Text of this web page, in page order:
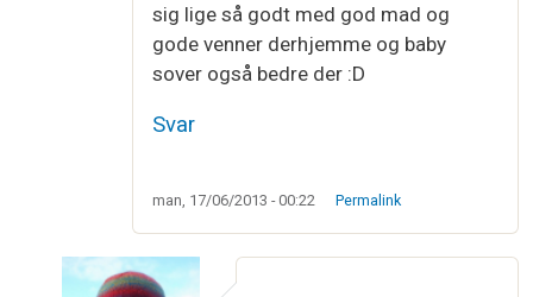
sig lige så godt med god mad og
gode venner derhjemme og baby
sover også bedre der :D
Svar
man, 17/06/2013 - 00:22 Permalink